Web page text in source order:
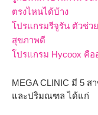
ตรงไหนได้บ้าง
โปรแกรมรีจูรัน ตัวช่ว
สุขภาพดี
โปรแกรม Hycoox คือ
MEGA CLINIC มี 5
และปริมณฑล ได้แก่